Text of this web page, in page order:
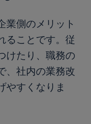
業側のメリット
ることです。従
けたり、職務の
、社内の業務改
やすくなりま